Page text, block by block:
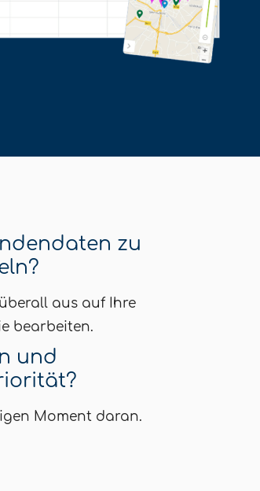
zu
aus auf Ihre
bearbeiten.
und
Moment daran.